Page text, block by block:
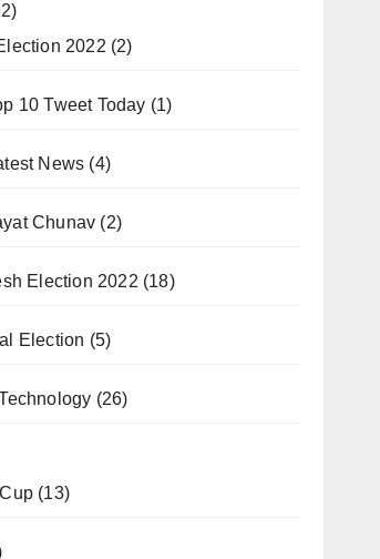
2022 (2)
10 Tweet Today (1)
News (4)
Chunav (2)
Election 2022 (18)
Election (5)
(26)
(13)